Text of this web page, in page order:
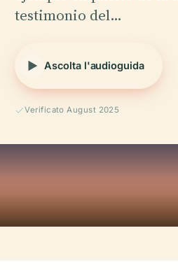
testimonio del…
Ascolta l'audioguida
Verificato August 2025